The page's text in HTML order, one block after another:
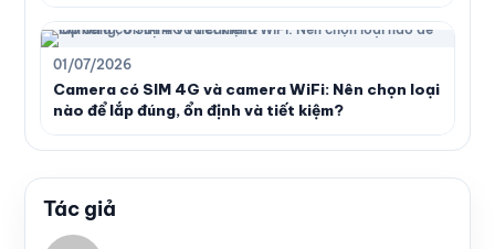
01/07/2026
Camera có SIM 4G và camera WiFi: Nên chọn loại
nào để lắp đúng, ổn định và tiết kiệm?
Tác giả